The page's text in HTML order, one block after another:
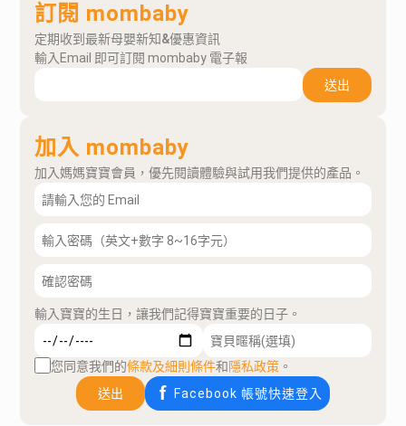
訂閱 mombaby
定期收到最新母嬰新知&優惠資訊
輸入Email 即可訂閱 mombaby 電子報
送出
加入 mombaby
加入媽媽寶寶會員，優先閱讀體驗與試用我們提供的產品。
輸入寶寶的生日，讓我們記得寶寶重要的日子。
您同意我們的條款及細則條件和隱私政策 。
送出
Facebook 帳號快速登入